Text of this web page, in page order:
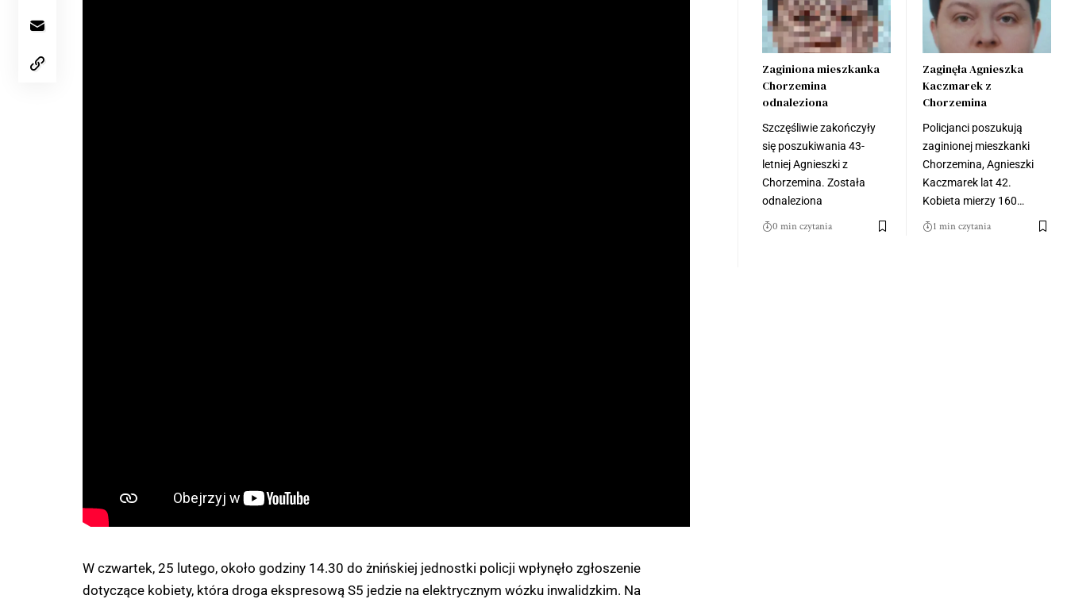
W czwartek, 25 lutego, około godziny 14.30 do żnińskiej jednostki policji wpłynęło zgłoszenie
dotyczące kobiety, która droga ekspresową S5 jedzie na elektrycznym wózku inwalidzkim. Na
Zaginiona mieszkanka
Chorzemina
odnaleziona
Szczęśliwie zakończyły
się poszukiwania 43-
letniej Agnieszki z
Chorzemina. Została
odnaleziona
0 min czytania
Zaginęła Agnieszka
Kaczmarek z
Chorzemina
Policjanci poszukują
zaginionej mieszkanki
Chorzemina, Agnieszki
Kaczmarek lat 42.
Kobieta mierzy 160…
1 min czytania